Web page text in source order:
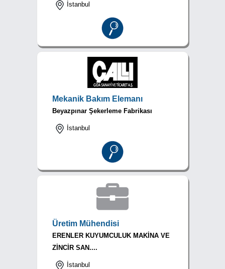
İstanbul
Mekanik Bakım Elemanı
Beyazpınar Şekerleme Fabrikası
İstanbul
Üretim Mühendisi
ERENLER KUYUMCULUK MAKİNA VE
ZİNCİR SAN....
İstanbul